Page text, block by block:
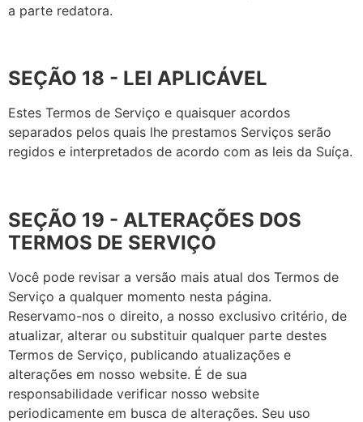
a parte redatora.
SEÇÃO 18 - LEI APLICÁVEL
Estes Termos de Serviço e quaisquer acordos
separados pelos quais lhe prestamos Serviços serão
regidos e interpretados de acordo com as leis da Suíça.
SEÇÃO 19 - ALTERAÇÕES DOS
TERMOS DE SERVIÇO
Você pode revisar a versão mais atual dos Termos de
Serviço a qualquer momento nesta página.
Reservamo-nos o direito, a nosso exclusivo critério, de
atualizar, alterar ou substituir qualquer parte destes
Termos de Serviço, publicando atualizações e
alterações em nosso website. É de sua
responsabilidade verificar nosso website
periodicamente em busca de alterações. Seu uso